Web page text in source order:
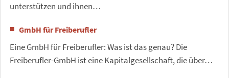
unterstützen und ihnen…
GmbH für Freiberufler
Eine GmbH für Freiberufler: Was ist das genau? Die
Freiberufler-GmbH ist eine Kapitalgesellschaft, die über…